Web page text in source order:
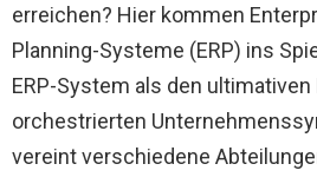
erreichen? Hier kommen
Planning-Systeme (ERP) ins
ERP-System als den
orchestrierten
vereint verschiedene